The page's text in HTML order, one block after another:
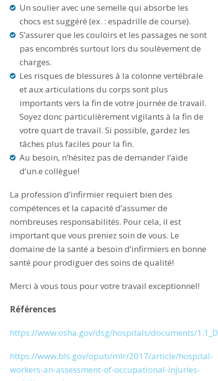
Un soulier avec une semelle qui absorbe les
chocs est suggéré (ex. : espadrille de course).
S’assurer que les couloirs et les passages ne sont
pas encombrés surtout lors du soulèvement de
charges.
Les risques de blessures à la colonne vertébrale
et aux articulations du corps sont plus
importants vers la fin de votre journée de travail.
Soyez donc particulièrement vigilants à la fin de
votre quart de travail. Si possible, gardez les
tâches plus faciles pour la fin.
Au besoin, n’hésitez pas de demander l’aide
d’un.e collègue!
La profession d’infirmier requiert bien des
compétences et la capacité d’assumer de
nombreuses responsabilités. Pour cela, il est
important que vous preniez soin de vous. Le
domaine de la santé a besoin d’infirmiers en bonne
santé pour prodiguer des soins de qualité!
Merci à vous tous pour votre travail exceptionnel!
Références
https://www.osha.gov/dsg/hospitals/documents/
https://www.bls.gov/opub/mlr/2017/article/hospital-
workers-an-assessment-of-occupational-injuries-